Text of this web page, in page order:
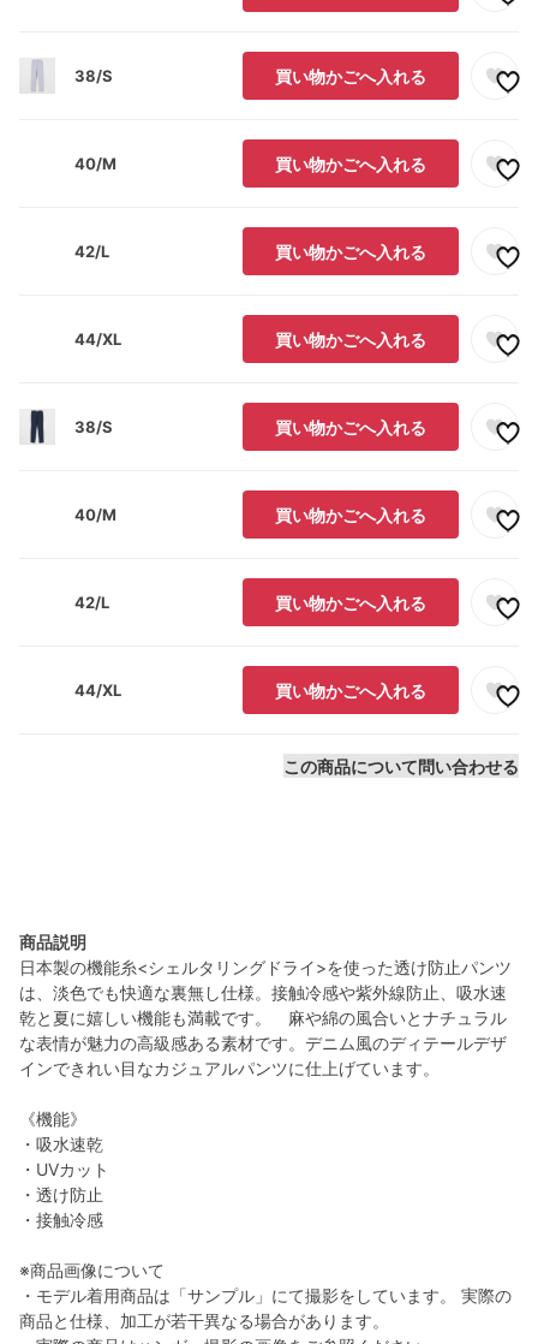
38/S 買い物かごへ入れる
40/M 買い物かごへ入れる
42/L 買い物かごへ入れる
44/XL 買い物かごへ入れる
38/S 買い物かごへ入れる
40/M 買い物かごへ入れる
42/L 買い物かごへ入れる
44/XL 買い物かごへ入れる
この商品について問い合わせる
商品説明
日本製の機能糸<シェルタリングドライ>を使った透け防止パンツ
は、淡色でも快適な裏無し仕様。接触冷感や紫外線防止、吸水速
乾と夏に嬉しい機能も満載です。 麻や綿の風合いとナチュラル
な表情が魅力の高級感ある素材です。デニム風のディテールデザ
インできれい目なカジュアルパンツに仕上げています。
《機能》
・吸水速乾
・UVカット
・透け防止
・接触冷感
※商品画像について
・モデル着用商品は「サンプル」にて撮影をしています。 実際の
商品と仕様、加工が若干異なる場合があります。